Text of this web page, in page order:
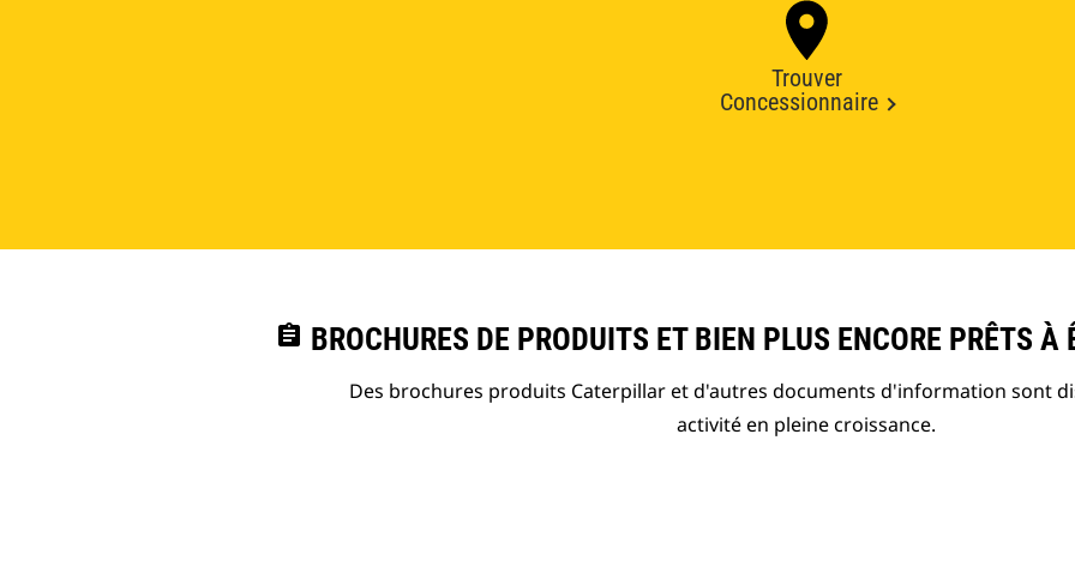
Trouver
Concessionnaire
assignment BROCHURES DE PRODUITS ET BIEN PLUS ENCORE PRÊTS À
Des brochures produits Caterpillar et d'autres documents d'information sont
activité en pleine croissance.